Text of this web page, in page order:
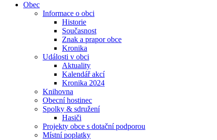
Obec
Informace o obci
Historie
Současnost
Znak a prapor obce
Kronika
Události v obci
Aktuality
Kalendář akcí
Kronika 2024
Knihovna
Obecní hostinec
Spolky & sdružení
Hasiči
Projekty obce s dotační podporou
Místní poplatky